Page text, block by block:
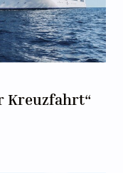
Kreuzfahrt“